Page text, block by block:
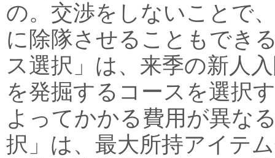
の。交渉をしないことで
に除隊させることもでき
ス選択」は、来季の新人
を発掘するコースを選択
よってかかる費用が異な
択」は、最大所持アイテ